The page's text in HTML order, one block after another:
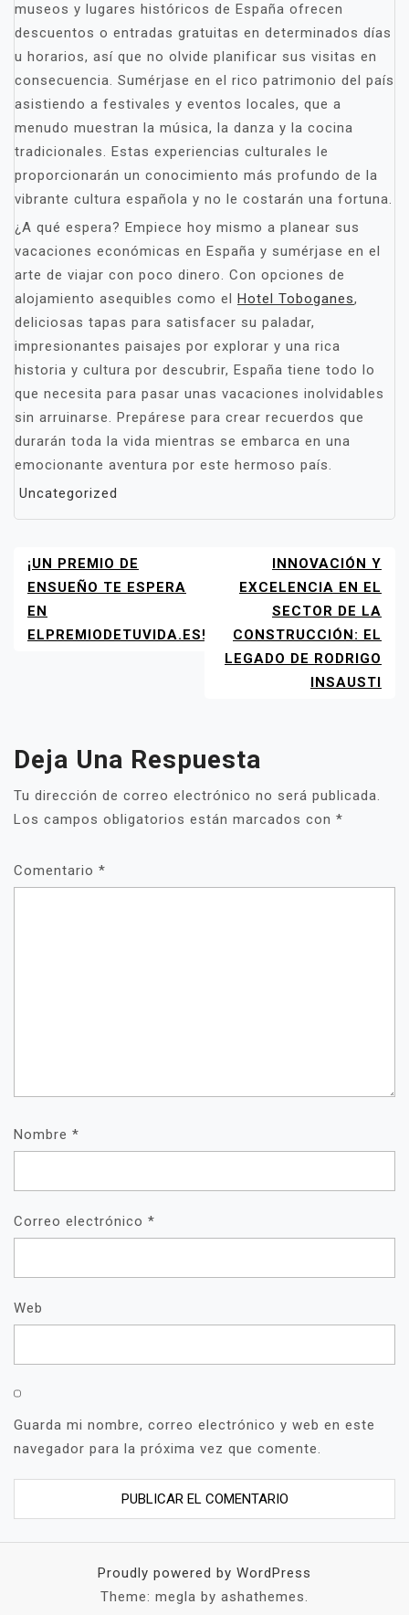
museos y lugares históricos de España ofrecen
descuentos o entradas gratuitas en determinados días
u horarios, así que no olvide planificar sus visitas en
consecuencia. Sumérjase en el rico patrimonio del país
asistiendo a festivales y eventos locales, que a
menudo muestran la música, la danza y la cocina
tradicionales. Estas experiencias culturales le
proporcionarán un conocimiento más profundo de la
vibrante cultura española y no le costarán una fortuna.
¿A qué espera? Empiece hoy mismo a planear sus
vacaciones económicas en España y sumérjase en el
arte de viajar con poco dinero. Con opciones de
alojamiento asequibles como el Hotel Toboganes,
deliciosas tapas para satisfacer su paladar,
impresionantes paisajes por explorar y una rica
historia y cultura por descubrir, España tiene todo lo
que necesita para pasar unas vacaciones inolvidables
sin arruinarse. Prepárese para crear recuerdos que
durarán toda la vida mientras se embarca en una
emocionante aventura por este hermoso país.
Uncategorized
NAVEGACIÓN
DE
ENTRADAS
¡UN PREMIO DE
ENSUEÑO TE ESPERA
EN
ELPREMIODETUVIDA.ES!
INNOVACIÓN Y
EXCELENCIA EN EL
SECTOR DE LA
CONSTRUCCIÓN: EL
LEGADO DE RODRIGO
INSAUSTI
Deja Una Respuesta
Tu dirección de correo electrónico no será publicada.
Los campos obligatorios están marcados con *
Comentario *
Nombre *
Correo electrónico *
Web
Guarda mi nombre, correo electrónico y web en este
navegador para la próxima vez que comente.
Proudly powered by WordPress
Theme: megla by ashathemes.